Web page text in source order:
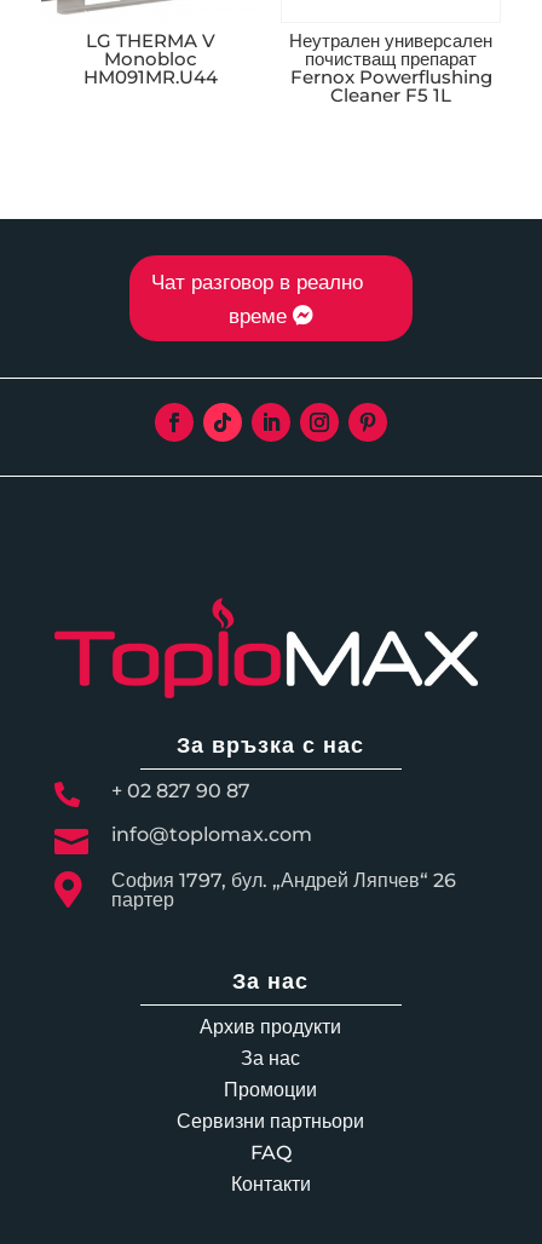
LG THERMA V
Monobloc
HM091MR.U44
Неутрален универсален
почистващ препарат
Fernox Powerflushing
Cleaner F5 1L
Чат разговор в реално
време
За връзка с нас
 + 02 827 90 87
 info@toplomax.com

София 1797, бул. „Андрей Ляпчев“ 26
партер
За нас
Архив продукти
За нас
Промоции
Сервизни партньори
FAQ
Контакти